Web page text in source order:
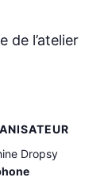
de l’atelier
Dropsy